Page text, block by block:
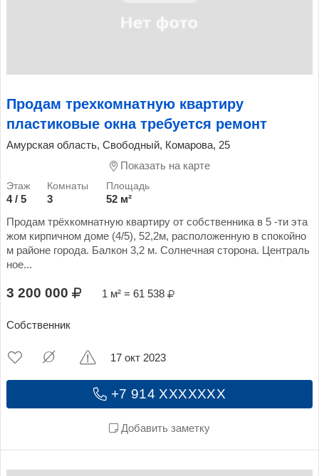
Продам трехкомнатную квартиру
пластиковые окна требуется ремонт
Амурская область, Свободный, Комарова, 25
Показать на карте
4 / 5 3
52 м²
Продам трёхкомнатную квартиру от собственника в 5 -ти эта
жом кирпичном доме (4/5), 52,2м, расположенную в спокойно
м районе города. Балкон 3,2 м. Солнечная сторона. Централь
ное...
3 200 000 1 м² = 61 538
Собственник
+7 914 XXXXXXX
Добавить заметку
17 окт 2023